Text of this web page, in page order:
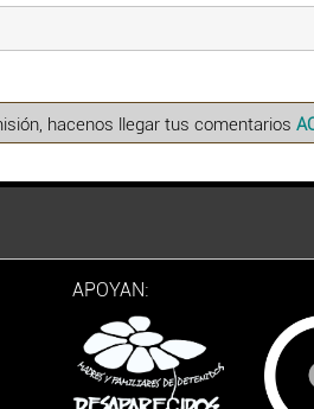
hacenos llegar tus comentarios
APOYAN: